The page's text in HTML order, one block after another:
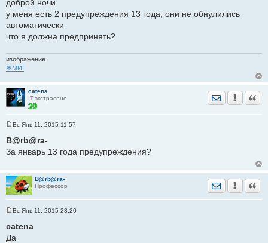
б
е
н
е
доброй ночи
у меня есть 2 предупреждения 13 года, они не обнулились
автоматически
что я должна предпринять?
изображение
ЖМИ!
catena
IT-экстрасенс
Отправить
о
о
б
н
и
е
Вс Янв 11, 2015 11:57
B@rb@ra-
За январь 13 года предупреждения?
B@rb@ra-
Профессор
Отправить
о
б
Вс Янв 11, 2015 23:20
catena
Да